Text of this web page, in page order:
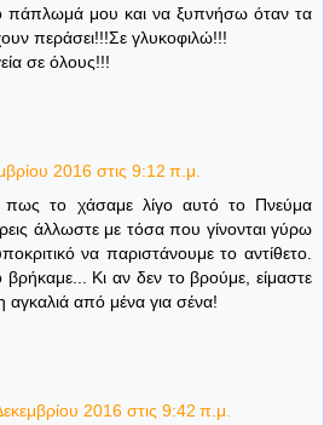
μου και να ξυπνήσω όταν τα
περάσει!!!Σε γλυκοφιλώ!!!
σε όλους!!!
2016 στις 9:12 π.μ.
πως το χάσαμε λίγο αυτό το Πνεύμα
άλλωστε με τόσα που γίνονται γύρω
να παριστάνουμε το αντίθετο.
Κι αν δεν το βρούμε, είμαστε
από μένα για σένα!
2016 στις 9:42 π.μ.